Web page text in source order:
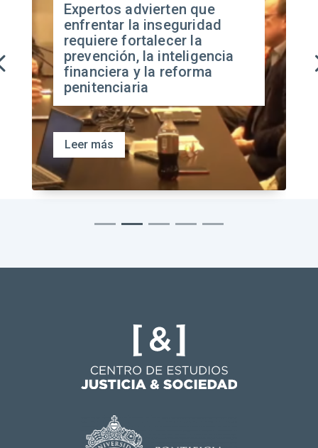
Expertos advierten que
enfrentar la inseguridad
requiere fortalecer la
prevención, la inteligencia
financiera y la reforma
penitenciaria
Leer más